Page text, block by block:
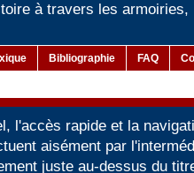
à travers les
Bibliographie FAQ
l'accès rapide et la
aisément par
juste au-dessus du